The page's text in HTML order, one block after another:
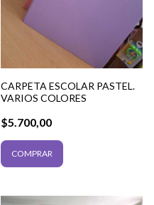
CARPETA ESCOLAR PASTEL.
VARIOS COLORES
$5.700,00